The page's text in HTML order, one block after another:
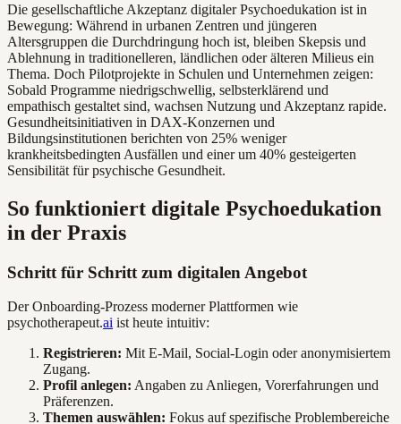
Die gesellschaftliche Akzeptanz digitaler Psychoedukation ist in
Bewegung: Während in urbanen Zentren und jüngeren
Altersgruppen die Durchdringung hoch ist, bleiben Skepsis und
Ablehnung in traditionelleren, ländlichen oder älteren Milieus ein
Thema. Doch Pilotprojekte in Schulen und Unternehmen zeigen:
Sobald Programme niedrigschwellig, selbsterklärend und
empathisch gestaltet sind, wachsen Nutzung und Akzeptanz rapide.
Gesundheitsinitiativen in DAX-Konzernen und
Bildungsinstitutionen berichten von 25% weniger
krankheitsbedingten Ausfällen und einer um 40% gesteigerten
Sensibilität für psychische Gesundheit.
So funktioniert digitale Psychoedukation
in der Praxis
Schritt für Schritt zum digitalen Angebot
Der Onboarding-Prozess moderner Plattformen wie
psychotherapeut.ai ist heute intuitiv:
Registrieren: Mit E-Mail, Social-Login oder anonymisiertem
Zugang.
Profil anlegen: Angaben zu Anliegen, Vorerfahrungen und
Präferenzen.
Themen auswählen: Fokus auf spezifische Problembereiche